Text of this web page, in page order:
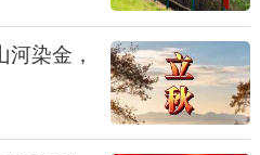
河染金，